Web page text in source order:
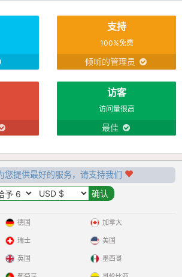
支持
100%免费
倾听的管理员
访客
访问量很高
最佳
您提供最好的服务，请支持我们
德国
瑞士
英国
加拿大
美国
墨西哥